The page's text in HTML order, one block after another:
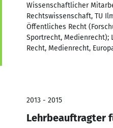
Wissenschaftlicher
Rechtswissenschaft, TU
Öffentliches Recht
Sportrecht,
Recht, Medienrecht,
2013 - 2015
Lehrbeauftragter